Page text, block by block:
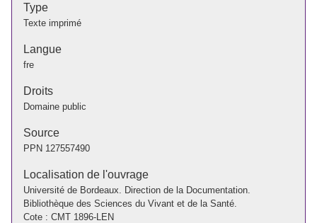
Type
Texte imprimé
Langue
fre
Droits
Domaine public
Source
PPN 127557490
Localisation de l'ouvrage
Université de Bordeaux. Direction de la Documentation.
Bibliothèque des Sciences du Vivant et de la Santé.
Cote : CMT 1896-LEN